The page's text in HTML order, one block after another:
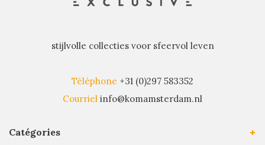
stijlvolle collecties voor sfeervol leven
Téléphone +31 (0)297 583352
Courriel info@komamsterdam.nl
Catégories